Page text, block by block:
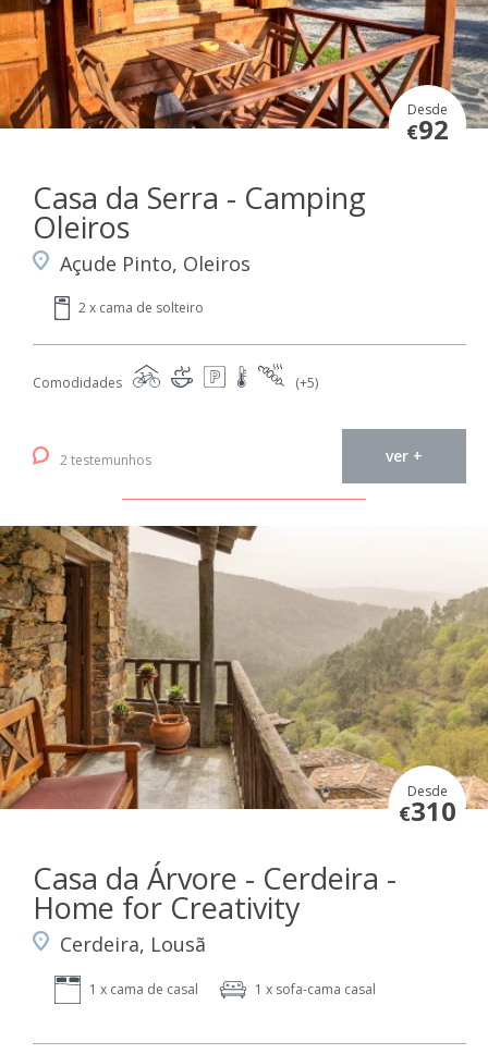
Desde
€92
Casa da Serra - Camping
Oleiros
Açude Pinto, Oleiros
2 x cama de solteiro
Comodidades (+5)
2 testemunhos ver +
Desde
€310
Casa da Árvore - Cerdeira -
Home for Creativity
Cerdeira, Lousã
1 x cama de casal 1 x sofa-cama casal